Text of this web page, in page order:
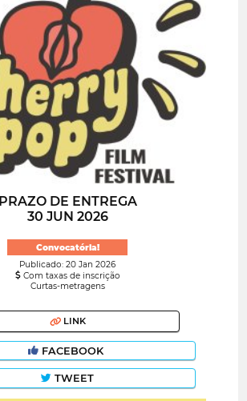
PRAZO DE ENTREGA
30 JUN 2026
Convocatória!
Publicado: 20 Jan 2026
Com taxas de inscrição
Curtas-metragens
LINK
FACEBOOK
TWEET